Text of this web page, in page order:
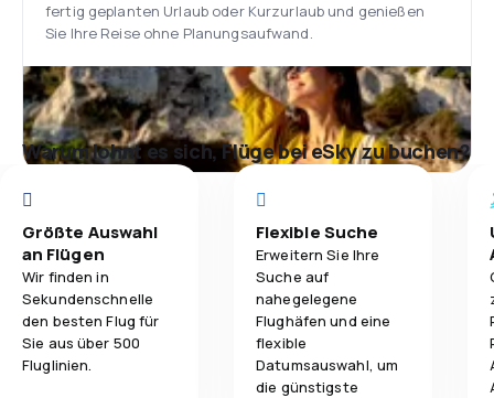
fertig geplanten Urlaub oder Kurzurlaub und genießen
Sie Ihre Reise ohne Planungsaufwand.
Warum lohnt es sich, Flüge bei eSky zu buchen?
Größte Auswahl
an Flügen
Wir finden in
Sekundenschnelle
den besten Flug für
Sie aus über 500
Fluglinien.
Flexible Suche
Erweitern Sie Ihre
Suche auf
nahegelegene
Flughäfen und eine
flexible
Datumsauswahl, um
die günstigste